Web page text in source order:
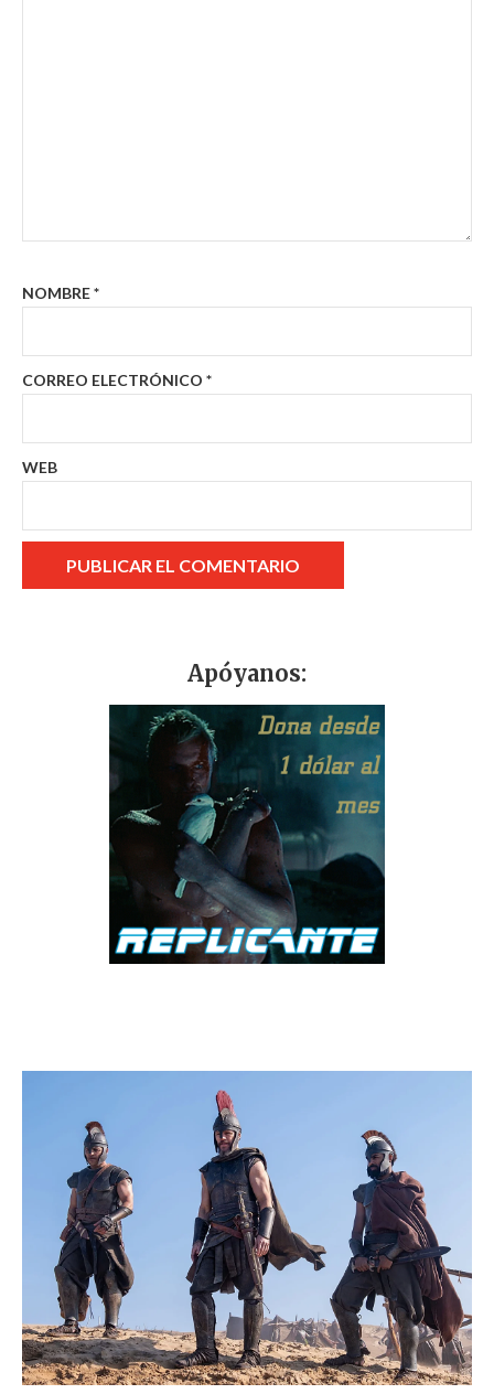
NOMBRE*
CORREO ELECTRÓNICO *
WEB
Apóyanos: